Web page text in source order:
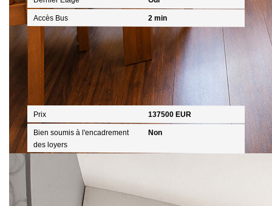
Accès Bus 2 min
Aspects financiers
Prix 137500 EUR
Bien soumis à l'encadrement
des loyers
Non